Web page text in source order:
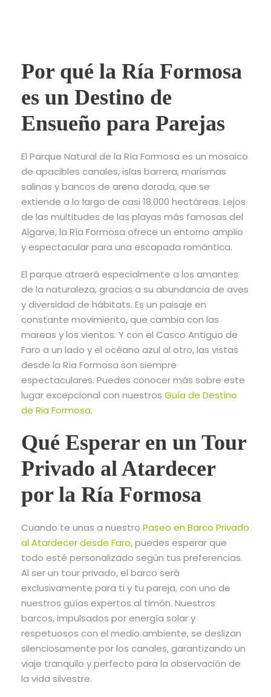
Por qué la Ría Formosa
es un Destino de
Ensueño para Parejas
El Parque Natural de la Ría Formosa es un mosaico
de apacibles canales, islas barrera, marismas
salinas y bancos de arena dorada, que se
extiende a lo largo de casi 18.000 hectáreas. Lejos
de las multitudes de las playas más famosas del
Algarve, la Ría Formosa ofrece un entorno amplio
y espectacular para una escapada romántica.
El parque atraerá especialmente a los amantes
de la naturaleza, gracias a su abundancia de aves
y diversidad de hábitats. Es un paisaje en
constante movimiento, que cambia con las
mareas y los vientos. Y con el Casco Antiguo de
Faro a un lado y el océano azul al otro, las vistas
desde la Ría Formosa son siempre
espectaculares. Puedes conocer más sobre este
lugar excepcional con nuestros Guía de Destino
de Ria Formosa.
Qué Esperar en un Tour
Privado al Atardecer
por la Ría Formosa
Cuando te unas a nuestro Paseo en Barco Privado
al Atardecer desde Faro, puedes esperar que
todo esté personalizado según tus preferencias.
Al ser un tour privado, el barco será
exclusivamente para ti y tu pareja, con uno de
nuestros guías expertos al timón. Nuestros
barcos, impulsados por energía solar y
respetuosos con el medio ambiente, se deslizan
silenciosamente por los canales, garantizando un
viaje tranquilo y perfecto para la observación de
la vida silvestre.